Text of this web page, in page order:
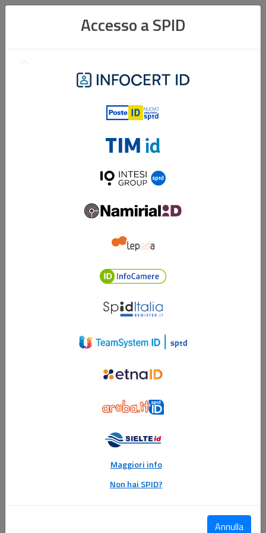
Accesso a SPID
Infocert
ID
Poste
ID
Tim
ID
Intesi
Group
Namirial
ID
Lepidaid
InfocamereID
Register
ID
TeamSystem
ID
Etna
ID
Aruba
ID
Sielte
ID
Maggiori info
Non hai SPID?
Annulla